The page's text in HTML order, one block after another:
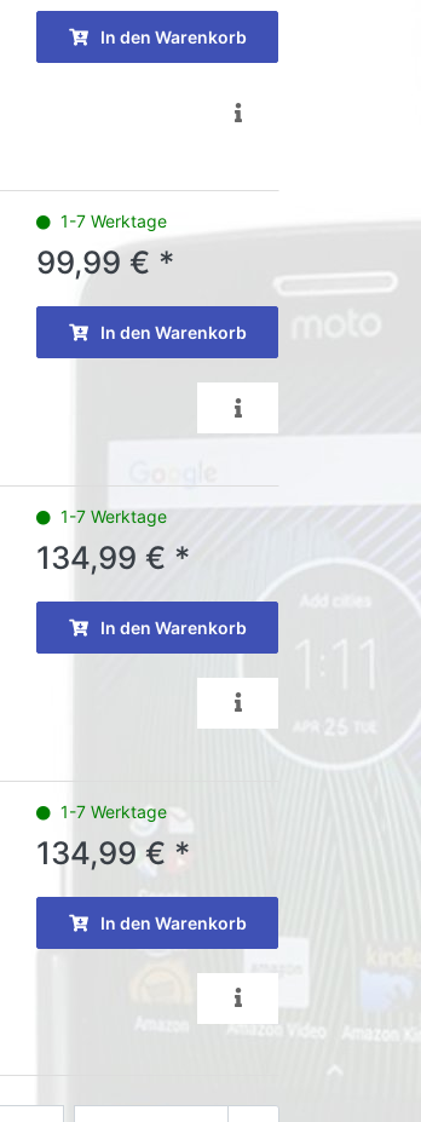
In den Warenkorb
1-7 Werktage
99,99 € *
In den Warenkorb
1-7 Werktage
134,99 € *
In den Warenkorb
1-7 Werktage
134,99 € *
In den Warenkorb